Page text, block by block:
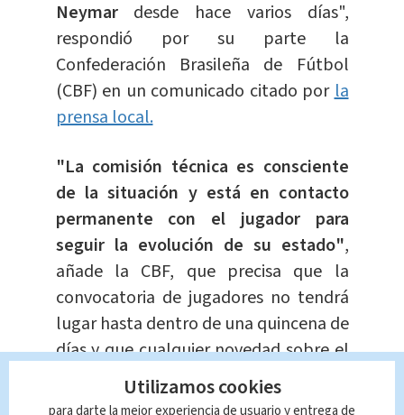
Neymardesde hace varios días",
respondió por su parte la
Confederación Brasileña de Fútbol
(CBF) en un comunicado citado porla
prensa local.
"La comisión técnica es consciente
de la situación y está en contacto
permanente con el jugador para
seguir la evolución de su estado",
añade la CBF, que precisa que la
convocatoria de jugadores no tendrá
lugar hasta dentro de una quincena de
días y que cualquier novedad sobre el
estado de salud del jugador "será
comunicada en tiempo hábil".
Utilizamos cookies
para darte la mejor experiencia de usuario y entrega de